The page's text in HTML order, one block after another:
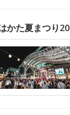
かた夏まつり